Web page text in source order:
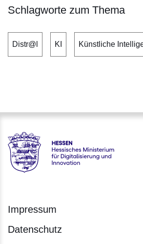
Schlagworte zum Thema
Distr@l KI Künstliche
Hessen - Hessisches Ministerium für
Impressum
Datenschutz